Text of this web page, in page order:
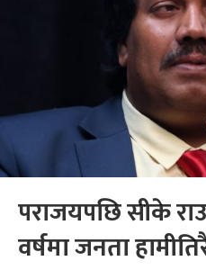
पराजयपछि सीके
वर्षमा जनता